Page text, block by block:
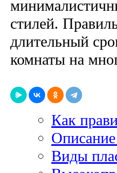
стилей.
длительный
комнаты на
Как
Виды